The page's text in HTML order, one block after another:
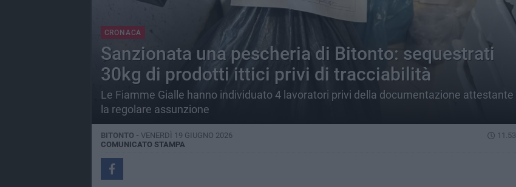
CRONACA
Sanzionata una pescheria di Bitonto: sequestrati
30kg di prodotti ittici privi di tracciabilità
Le Fiamme Gialle hanno individuato 4 lavoratori privi della documentazione attestante
la regolare assunzione
BITONTO - VENERDÌ 19 GIUGNO 2026
11.53
COMUNICATO STAMPA